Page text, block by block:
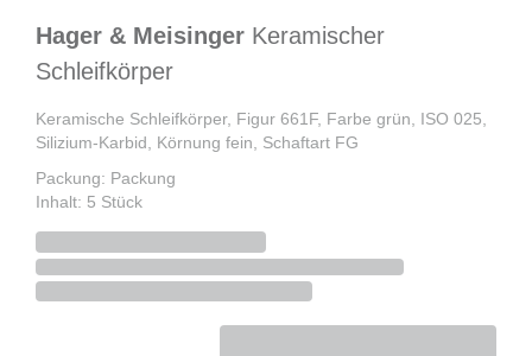
Hager & Meisinger Keramischer
Schleifkörper
Keramische Schleifkörper, Figur 661F, Farbe grün, ISO 025,
Silizium-Karbid, Körnung fein, Schaftart FG
Packung: Packung
Inhalt: 5 Stück